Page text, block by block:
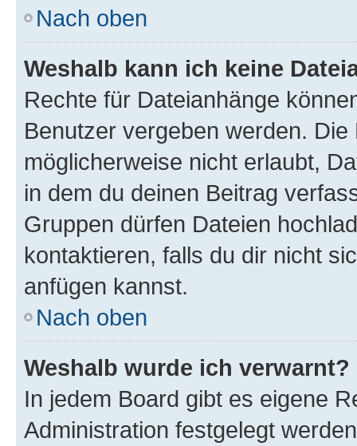
Nach oben
Weshalb kann ich keine
Rechte für Dateianhänge
Benutzer vergeben werden.
möglicherweise nicht erlaubt,
in dem du deinen Beitrag
Gruppen dürfen Dateien
kontaktieren, falls du dir nicht
anfügen kannst.
Nach oben
Weshalb wurde ich verwarnt?
In jedem Board gibt es eigene
Administration festgelegt